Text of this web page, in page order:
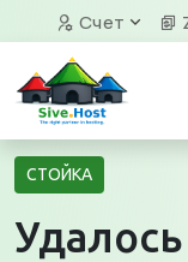
Счет
СТОЙКА
Удалось